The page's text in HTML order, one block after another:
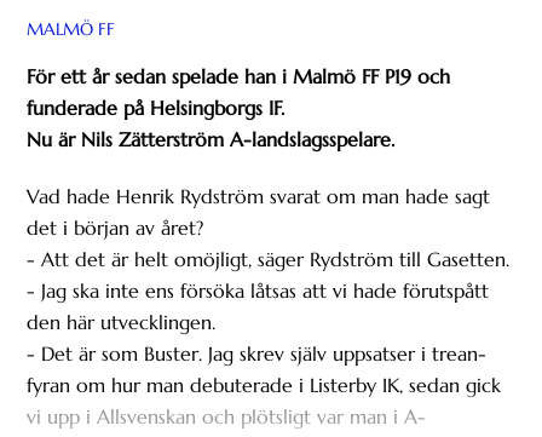
MALMÖ FF
För ett år sedan spelade han i Malmö FF P19 och
funderade på Helsingborgs IF.
Nu är Nils Zätterström A-landslagsspelare.
Vad hade Henrik Rydström svarat om man hade sagt
det i början av året?
- Att det är helt omöjligt, säger Rydström till Gasetten.
- Jag ska inte ens försöka låtsas att vi hade förutspått
den här utvecklingen.
- Det är som Buster. Jag skrev själv uppsatser i trean-
fyran om hur man debuterade i Listerby IK, sedan gick
vi upp i Allsvenskan och plötsligt var man i A-